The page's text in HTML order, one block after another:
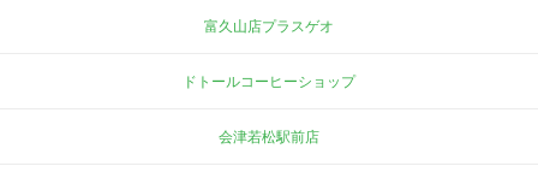
富久山店プラスゲオ
ドトールコーヒーショップ
会津若松駅前店